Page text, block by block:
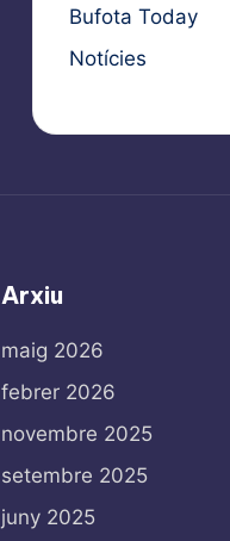
Bufota Today
Notícies
Arxiu
maig 2026
febrer 2026
novembre 2025
setembre 2025
juny 2025